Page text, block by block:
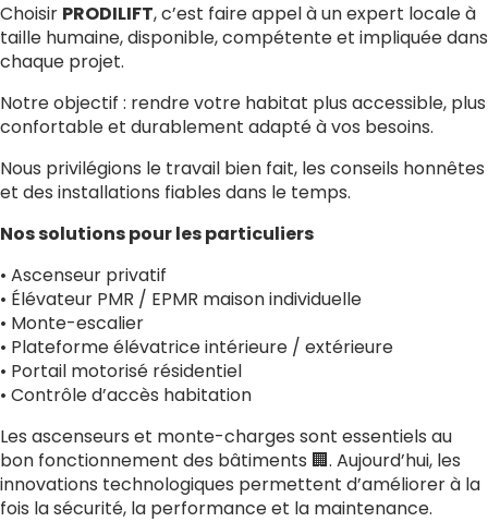
Choisir PRODILIFT, c’est faire appel à un expert locale à
taille humaine, disponible, compétente et impliquée dans
chaque projet.
Notre objectif : rendre votre habitat plus accessible, plus
confortable et durablement adapté à vos besoins.
Nous privilégions le travail bien fait, les conseils honnêtes
et des installations fiables dans le temps.
Nos solutions pour les particuliers
• Ascenseur privatif
• Élévateur PMR / EPMR maison individuelle
• Monte-escalier
• Plateforme élévatrice intérieure / extérieure
• Portail motorisé résidentiel
• Contrôle d’accès habitation
Les ascenseurs et monte-charges sont essentiels au
bon fonctionnement des bâtiments 🏢. Aujourd’hui, les
innovations technologiques permettent d’améliorer à la
fois la sécurité, la performance et la maintenance.